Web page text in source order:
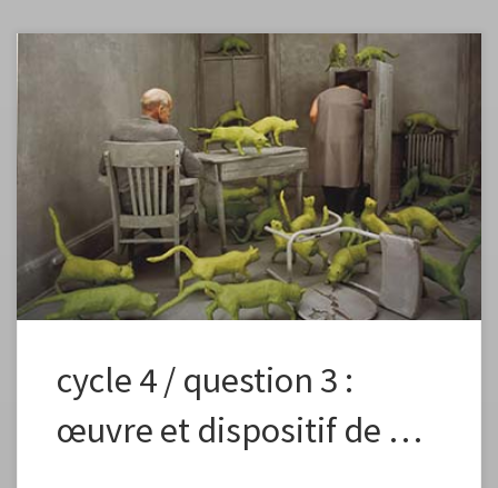
Séquence pédagogique pour le cycle 4, niveau 5emeEn lienavec
l’exposition du musée Léon Dierx et ses fiches pédagogiques
cycle 4 / question 3 :
œuvre et dispositif de …